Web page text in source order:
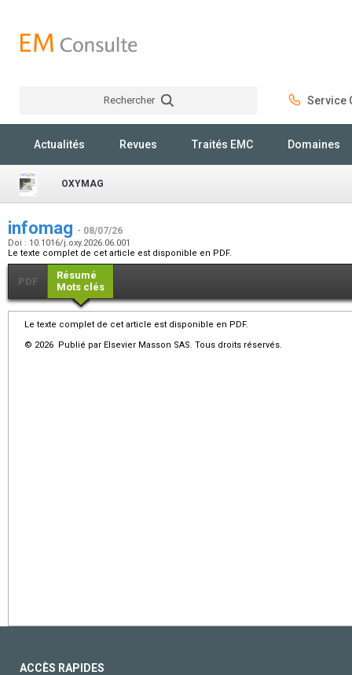
Rechercher Service
Actualités Revues Traités EMC Domaines
OXYMAG
infomag - 08/07/26
Doi : 10.1016/j.oxy.2026.06.001
Le texte complet de cet article est disponible en PDF.
PDF
Résumé
Mots clés
Le texte complet de cet article est disponible en PDF.
© 2026 Publié par Elsevier Masson SAS. Tous droits réservés.
ACCÈS RAPIDES